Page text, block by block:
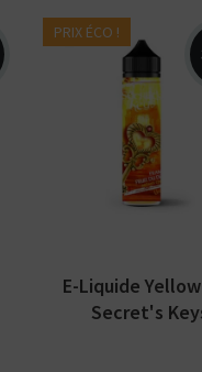
PRIX ÉCO !
Arômes :
fruit du dragon,
cactus, citron,
fraicheur. E-
Secret's Keys par...
E-Liquide
Secret's